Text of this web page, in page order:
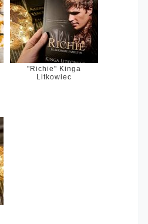
"Richie" Kinga
Litkowiec